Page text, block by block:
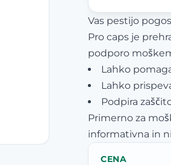
Vas pestijo
Pro caps je
podporo
Lahko
Lahko
Podpira
Primerno za
informativna in
CENA